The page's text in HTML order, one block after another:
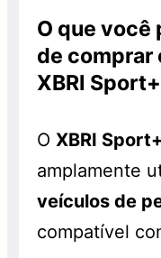
O que você
de comprar
XBRI
OXBRI
amplamente
veículos de
compatível